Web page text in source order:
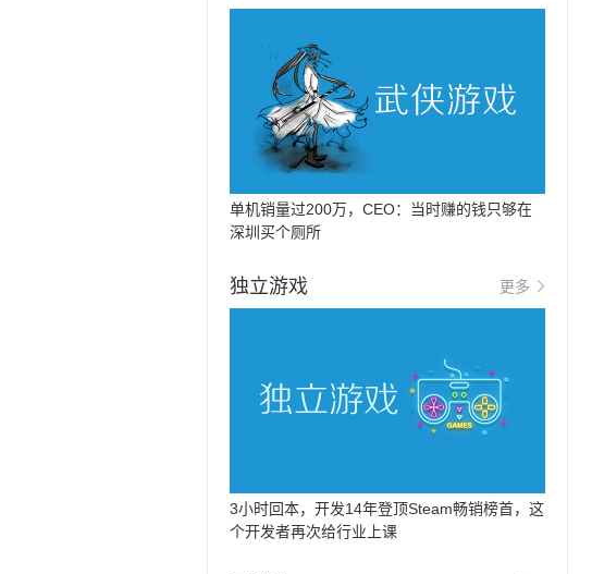
单机销量过200万，CEO：当时赚的钱只够在
深圳买个厕所
独立游戏 更多
3小时回本，开发14年登顶Steam畅销榜首，这
个开发者再次给行业上课